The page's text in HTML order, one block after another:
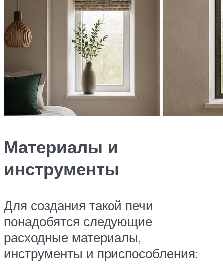
Материалы и
инструменты
Для создания такой печи
понадобятся следующие
расходные материалы,
инструменты и приспособления: